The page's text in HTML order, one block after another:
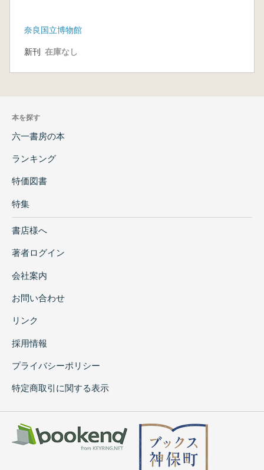
奈良国立博物館
新刊 在庫なし
本を探す
六一書房の本
ランキング
特価図書
特集
書店様へ
著者ログイン
会社案内
お問い合わせ
リンク
採用情報
プライバシーポリシー
特定商取引に関する表示